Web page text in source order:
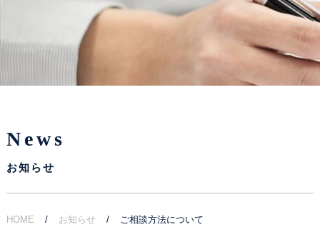
法人のお客様
News
お知らせ
HOME お知らせ ご相談方法について